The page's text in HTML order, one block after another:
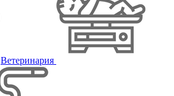
Ветеринария